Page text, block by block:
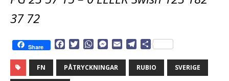
37 72
Share
c
e
T
i
t
W
a
t
M
s
s
i
T
l
e
D
l
a
FN PÅTRYCKNINGAR RUBIO SVERIGE